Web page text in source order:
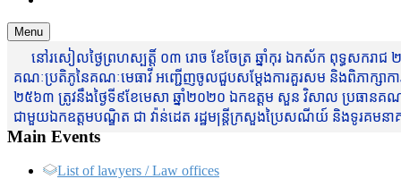
Menu
នៅរសៀលថ្ងៃព្រហស្បត្តិ៍ ០៣ រោច ខែចែត្រ ឆ្នាំកុរ ឯកស័ក ពុទ្ធសករាជ
គណៈប្រតិភូនៃគណៈមេធាវី អញ្ជើញចូលជួបសម្តែងការគួរសម និងពិភាក្សាកា
២៥៦៣ ត្រូវនឹងថ្ងៃទី៩ខែមេសា ឆ្នាំ២០២០ ឯកឧត្តម សួន វិសាល ប្រធានគណ
ជាមួយឯកឧត្តមបណ្ឌិត ជា វ៉ាន់ដេត រដ្ឋមន្រ្តីក្រសួងប្រៃសណីយ៍ និងទូរគ
Main Events
List of lawyers / Law offices